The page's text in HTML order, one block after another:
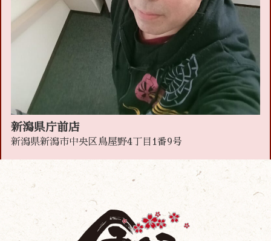
新潟県庁前店
新潟県新潟市中央区鳥屋野4丁目1番9号